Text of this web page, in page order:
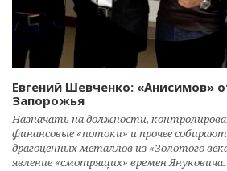
Евгений Шевченко: «Анисимов»
Запорожья
Назначать на должности,
финансовые «потоки» и прочее
драгоценных металлов из «Золотого
явление «смотрящих» времен Януковича.